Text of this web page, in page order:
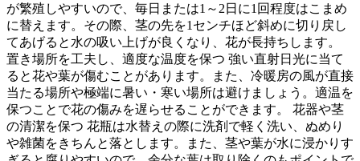
が繁殖しやすいので、毎日または1～2日に1回程度はこまめ
に替えます。その際、茎の先を1センチほど斜めに切り戻し
てあげると水の吸い上げが良くなり、花が長持ちします。
置き場所を工夫し、適度な温度を保つ 強い直射日光に当て
ると花や葉が傷むことがあります。また、冷暖房の風が直接
当たる場所や極端に暑い・寒い場所は避けましょう。適温を
保つことで花の傷みを遅らせることができます。 花器や茎
の清潔を保つ 花瓶は水替えの際に洗剤で軽く洗い、ぬめり
や雑菌をきちんと落とします。また、茎や葉が水に浸かりす